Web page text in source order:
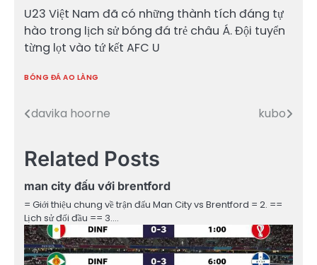
U23 Việt Nam đã có những thành tích đáng tự
hào trong lịch sử bóng đá trẻ châu Á. Đội tuyển
từng lọt vào tứ kết AFC U
BÓNG ĐÁ AO LÀNG
Điều
bài
viết
davika hoorne kubo
Related Posts
man city đấu với brentford
= Giới thiệu chung về trận đấu Man City vs Brentford = 2. ==
Lịch sử đối đầu == 3.…